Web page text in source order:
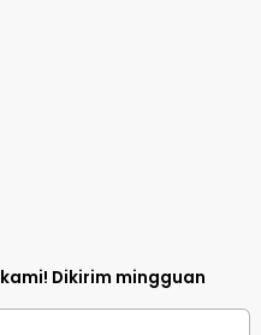
kami! Dikirim mingguan